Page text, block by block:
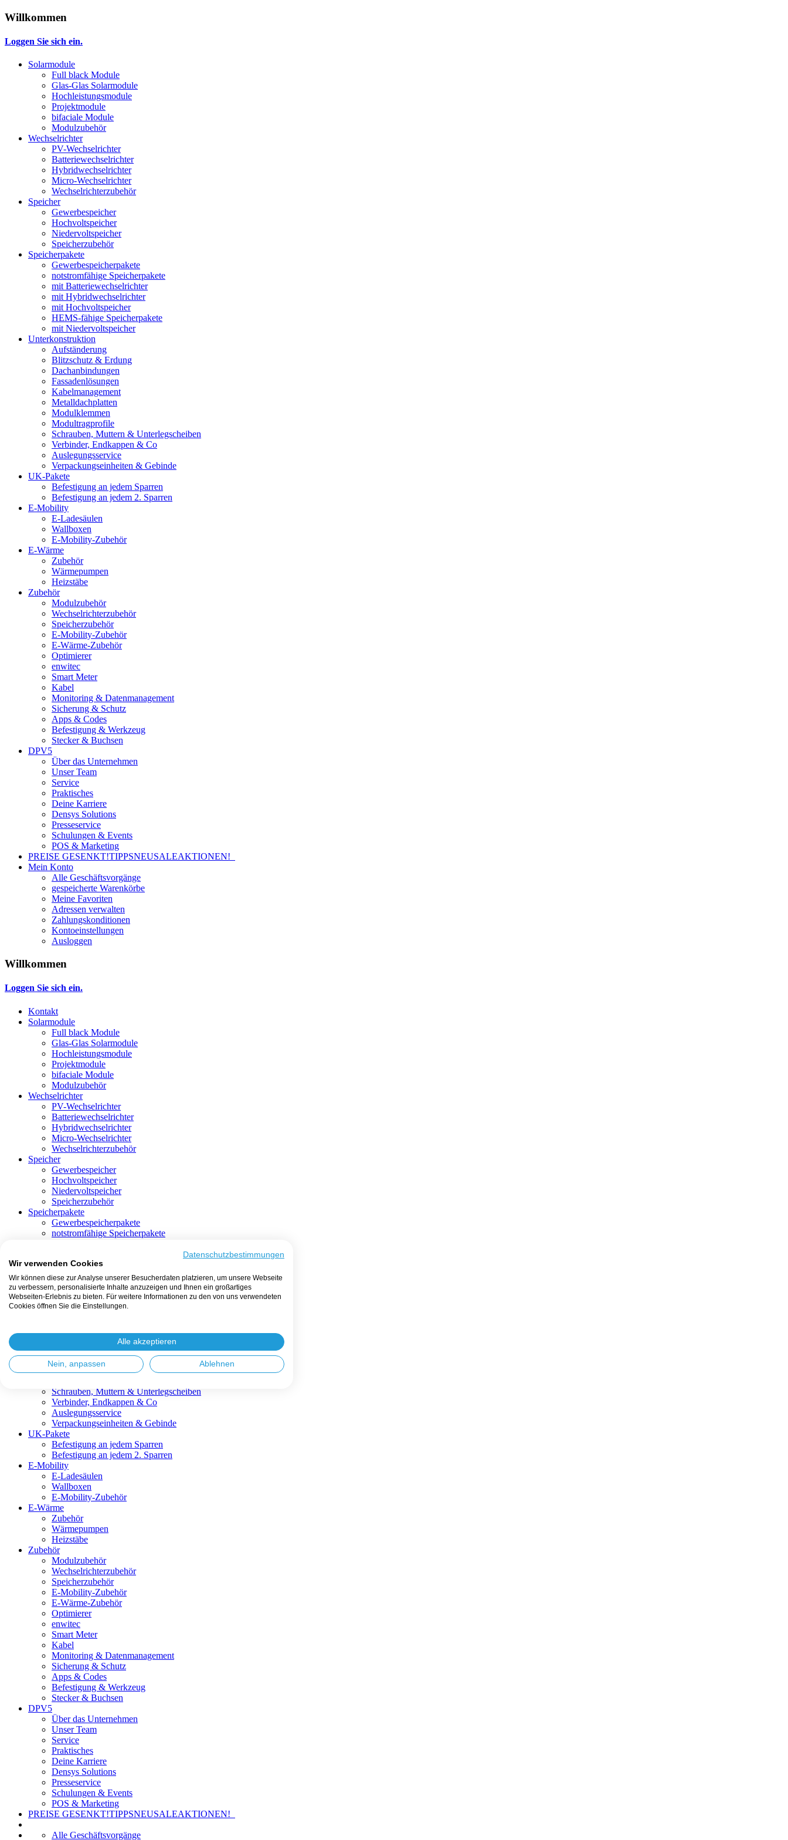
Willkommen
Loggen Sie sich ein.
Solarmodule
Full black Module
Glas-Glas Solarmodule
Hochleistungsmodule
Projektmodule
bifaciale Module
Modulzubehör
Wechselrichter
PV-Wechselrichter
Batteriewechselrichter
Hybridwechselrichter
Micro-Wechselrichter
Wechselrichterzubehör
Speicher
Gewerbespeicher
Hochvoltspeicher
Niedervoltspeicher
Speicherzubehör
Speicherpakete
Gewerbespeicherpakete
notstromfähige Speicherpakete
mit Batteriewechselrichter
mit Hybridwechselrichter
mit Hochvoltspeicher
HEMS-fähige Speicherpakete
mit Niedervoltspeicher
Unterkonstruktion
Aufständerung
Blitzschutz & Erdung
Dachanbindungen
Fassadenlösungen
Kabelmanagement
Metalldachplatten
Modulklemmen
Modultragprofile
Schrauben, Muttern & Unterlegscheiben
Verbinder, Endkappen & Co
Auslegungsservice
Verpackungseinheiten & Gebinde
UK-Pakete
Befestigung an jedem Sparren
Befestigung an jedem 2. Sparren
E-Mobility
E-Ladesäulen
Wallboxen
E-Mobility-Zubehör
E-Wärme
Zubehör
Wärmepumpen
Heizstäbe
Zubehör
Modulzubehör
Wechselrichterzubehör
Speicherzubehör
E-Mobility-Zubehör
E-Wärme-Zubehör
Optimierer
enwitec
Smart Meter
Kabel
Monitoring & Datenmanagement
Sicherung & Schutz
Apps & Codes
Befestigung & Werkzeug
Stecker & Buchsen
DPV5
Über das Unternehmen
Unser Team
Service
Praktisches
Deine Karriere
Densys Solutions
Presseservice
Schulungen & Events
POS & Marketing
PREISE GESENKT!TIPPSNEUSALEAKTIONEN!
Mein Konto
Alle Geschäftsvorgänge
gespeicherte Warenkörbe
Meine Favoriten
Adressen verwalten
Zahlungskonditionen
Kontoeinstellungen
Ausloggen
Willkommen
Loggen Sie sich ein.
Kontakt
Solarmodule
Full black Module
Glas-Glas Solarmodule
Hochleistungsmodule
Projektmodule
bifaciale Module
Modulzubehör
Wechselrichter
PV-Wechselrichter
Batteriewechselrichter
Hybridwechselrichter
Micro-Wechselrichter
Wechselrichterzubehör
Speicher
Gewerbespeicher
Hochvoltspeicher
Niedervoltspeicher
Speicherzubehör
Speicherpakete
Gewerbespeicherpakete
notstromfähige Speicherpakete
mit Hochvoltspeicher
HEMS-fähige Speicherpakete
mit Niedervoltspeicher
Unterkonstruktion
Aufständerung
Fassadenlösungen
Kabelmanagement
Metalldachplatten
Modulklemmen
Schrauben, Muttern & Unterlegscheiben
Verbinder, Endkappen & Co
Auslegungsservice
Verpackungseinheiten & Gebinde
UK-Pakete
Befestigung an jedem Sparren
Befestigung an jedem 2. Sparren
E-Mobility
E-Ladesäulen
Wallboxen
E-Mobility-Zubehör
E-Wärme
Zubehör
Wärmepumpen
Heizstäbe
Zubehör
Modulzubehör
Wechselrichterzubehör
Speicherzubehör
E-Mobility-Zubehör
E-Wärme-Zubehör
Optimierer
enwitec
Smart Meter
Kabel
Monitoring & Datenmanagement
Sicherung & Schutz
Apps & Codes
Befestigung & Werkzeug
Stecker & Buchsen
DPV5
Über das Unternehmen
Unser Team
Service
Praktisches
Deine Karriere
Densys Solutions
Presseservice
Schulungen & Events
POS & Marketing
PREISE GESENKT!TIPPSNEUSALEAKTIONEN!
Alle Geschäftsvorgänge
Datenschutzbestimmungen
Wir verwenden Cookies
Wir können diese zur Analyse unserer Besucherdaten platzieren, um unsere Webseite
zu verbessern, personalisierte Inhalte anzuzeigen und Ihnen ein großartiges
Webseiten-Erlebnis zu bieten. Für weitere Informationen zu den von uns verwendeten
Cookies öffnen Sie die Einstellungen.
Alle akzeptieren
Nein, anpassen Ablehnen